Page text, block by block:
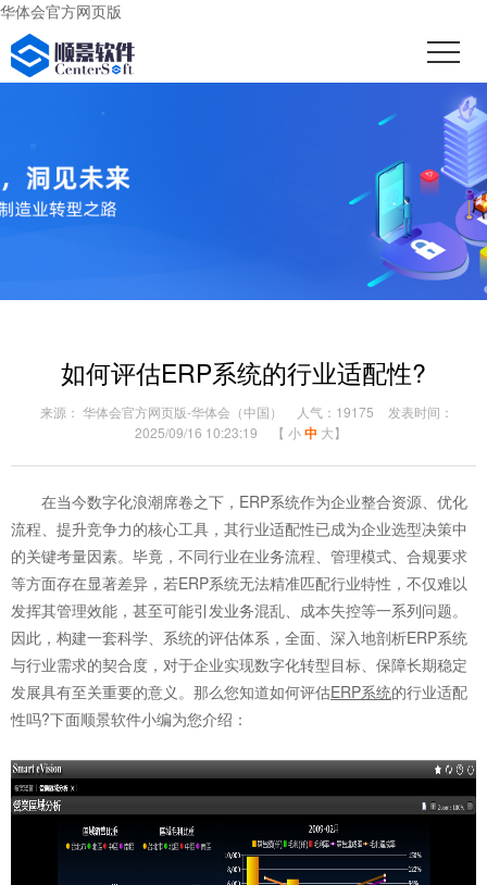
华体会官方网页版
如何评估ERP系统的行业适配性?
来源： 华体会官方网页版-华体会（中国） 人气：19175
发表时间：
2025/09/16 10:23:19
【 小中 大】
在当今数字化浪潮席卷之下，ERP系统作为企业整合资源、优化
流程、提升竞争力的核心工具，其行业适配性已成为企业选型决策中
的关键考量因素。毕竟，不同行业在业务流程、管理模式、合规要求
等方面存在显著差异，若ERP系统无法精准匹配行业特性，不仅难以
发挥其管理效能，甚至可能引发业务混乱、成本失控等一系列问题。
因此，构建一套科学、系统的评估体系，全面、深入地剖析ERP系统
与行业需求的契合度，对于企业实现数字化转型目标、保障长期稳定
发展具有至关重要的意义。那么您知道如何评估ERP系统的行业适配
性吗?下面顺景软件小编为您介绍：